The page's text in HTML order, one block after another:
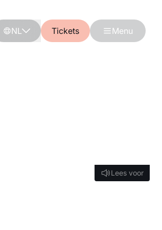
NL Tickets Menu
Lees voor
Lees voor